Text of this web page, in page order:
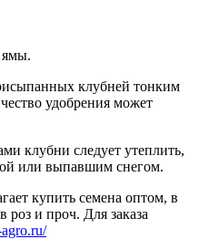
ямы.
клубней тонким
удобрения может
клубни следует утеплить,
или выпавшим снегом.
купить семена оптом, в
роз и проч. Для заказа